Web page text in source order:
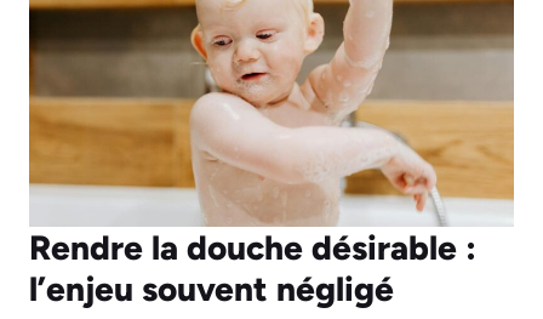
Rendre la douche désirable :
l’enjeu souvent négligé